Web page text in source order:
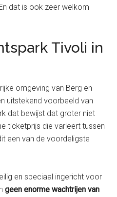
dat is ook zeer welkom
Tivoli in
omgeving van Berg en
uitstekend voorbeeld van
dat bewijst dat groter niet
ticketprijs die varieert tussen
een van de voordeligste
en speciaal ingericht voor
geen enorme wachtrijen van